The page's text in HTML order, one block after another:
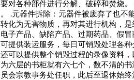
各种部件进行分解、破碎和焚烧
.元器件拆除：元器件被废弃了也
为无害物质，再对其进行机构，
产品、缺陷产品、过期药品、假
供装运服务，每日可销毁处理各
可以提供整个销毁过程的录像资
六层的书柜就有六七个，数不清
会宗教事务处任职，此后至退休